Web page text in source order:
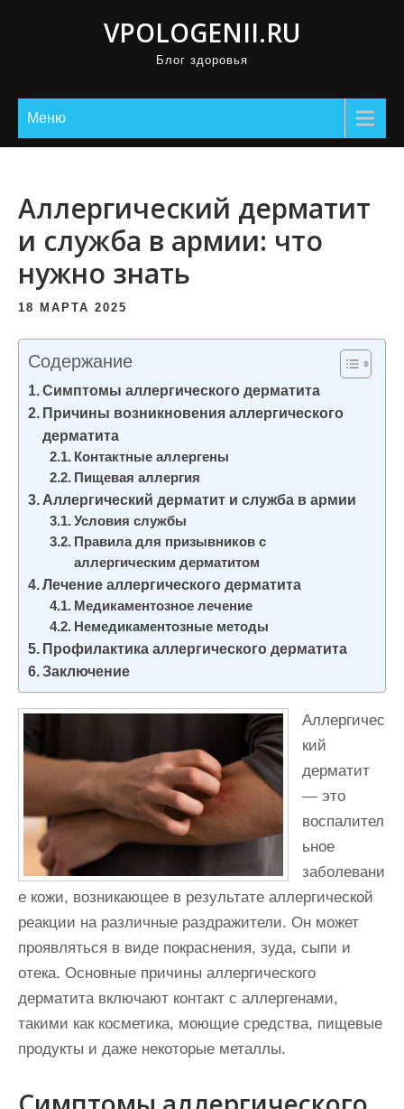
VPOLOGENII.RU
Блог здоровья
Меню
Аллергический дерматит
и служба в армии: что
нужно знать
18 МАРТА 2025
Содержание
Симптомы аллергического дерматита
Причины возникновения аллергического
дерматита
Контактные аллергены
Пищевая аллергия
Аллергический дерматит и служба в армии
Условия службы
Правила для призывников с
аллергическим дерматитом
Лечение аллергического дерматита
Медикаментозное лечение
Немедикаментозные методы
Профилактика аллергического дерматита
Заключение
Аллергичес
кий
дерматит
— это
воспалител
ьное
заболевани
е кожи, возникающее в результате аллергической
реакции на различные раздражители. Он может
проявляться в виде покраснения, зуда, сыпи и
отека. Основные причины аллергического
дерматита включают контакт с аллергенами,
такими как косметика, моющие средства, пищевые
продукты и даже некоторые металлы.